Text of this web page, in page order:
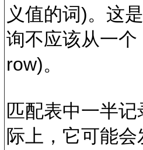
义值的词)。这
询不应该从一
row)。
匹配表中一半
际上，它可能